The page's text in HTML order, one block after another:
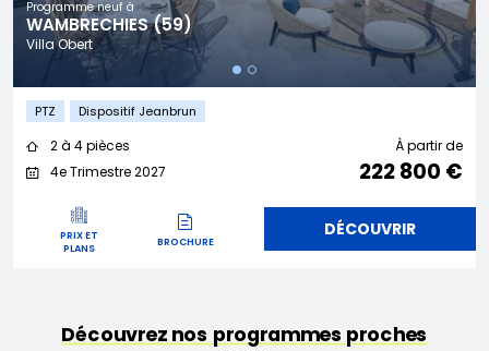
Programme neuf à
WAMBRECHIES (59)
Villa Obert
PTZ Dispositif Jeanbrun
2 à 4 pièces
4e Trimestre 2027
À partir de
222 800 €
PRIX ET
PLANS
BROCHURE
DÉCOUVRIR
Découvrez nos programmes proches